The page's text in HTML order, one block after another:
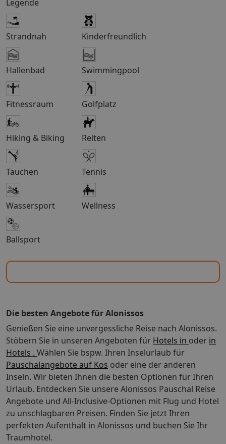
KitchenetteKlimaanlageTelefonTVMinibarSafeBalkon
oder Terrasse mit Landblickauch mit Meerblick (A0M)
buchbarHAUSTIEREin dieser Unterkunft sind Haustiere
nicht erlaubt ð Klimaresilienz-Gebühr: Griechenland
erhebt eine sogenannte Klimaresilienz-Gebühr
abhängig von der Reisezeit und der Kategorie* Ihrer
Unterkunft (pro Nacht und Zimmer/Einheit, vor Ort
zahlbar):April bis Oktober: bis 2 Sterne, Studios,
Appartements: 2,00 €; 3 Sterne: 5 €; 4 Sterne: 10 €; 5
Sterne, Villen: 15 €November bis März: bis 2 Sterne,
Studios, Appartements: 0,50 €; 3 Sterne: 1,50 €; 4
Sterne: 3 €; 5 Sterne, Villen: 4 €*) Die Sterne-Angabe
bezieht sich auf die jeweilige Landeskategorie, welche
in Einzelfällen von den OLIMAR-Sonnen abweichen
kann.(Stand 27.12.2024). OLIMAR – Genau mein
Urlaub!: Sorgenfrei in den Urlaub – Umfassender
Reiseschutz bei OLIMARMit OLIMAR reisen Sie
sicher!Versicherung: Unser Partner HanseMerkur
Reiseversicherung bietet verschiedene zubuchbare
Versicherungspakete an. Buchbar in Ihrem Reisebüro
oder im OLIMAR Service-CenterSicherungsschein:
OLIMAR sichert die Reisepreiszahlung bei
Nur-Flug)Authentisch reisen mit dem Spezialisten »6
Hotels, Unterkünfte sowie Rund- und Erlebnisreisen
Reisezielen kennen wir uns bestens aus3. OLIMAR
Beratung: Kompetentes und freundliches Servicecenter,
sowie bei 9.000 Reisebüros4. OLIMAR Service: Mit dem
Direkttransfer zum Hotel sowie dem Concierge Service
für individuelle Reisewünsche5. OLIMAR Flexibilität:
Alles ist kombinierbar und auch individuell buchbar6.
OLIMAR Nachhaltigkeit: Unsere soziale, politische und
ökologische Verantwortung ist uns bewusst. Dafür
werden wir seit 2016 von TourCert zertifiziert Letzte
Aktualisierung: 27.01.2025
Legende
Strandnah Kinderfreundlich
Hallenbad Swimmingpool
Fitnessraum Golfplatz
Hiking & Biking Reiten
Tauchen Tennis
Wassersport Wellness
Ballsport
Die besten Angebote für Alonissos
Genießen Sie eine unvergessliche Reise nach Alonissos.
Stöbern Sie in unseren Angeboten für Hotels in oder in
Hotels . Wählen Sie bspw. Ihren Inselurlaub für
Pauschalangebote auf Kos oder eine der anderen
Inseln. Wir bieten Ihnen die besten Optionen für Ihren
Urlaub. Entdecken Sie unsere Alonissos Pauschal Reise
Angebote und All-Inclusive-Optionen mit Flug und Hotel
zu unschlagbaren Preisen. Finden Sie jetzt Ihren
perfekten Aufenthalt in Alonissos und buchen Sie Ihr
Traumhotel.